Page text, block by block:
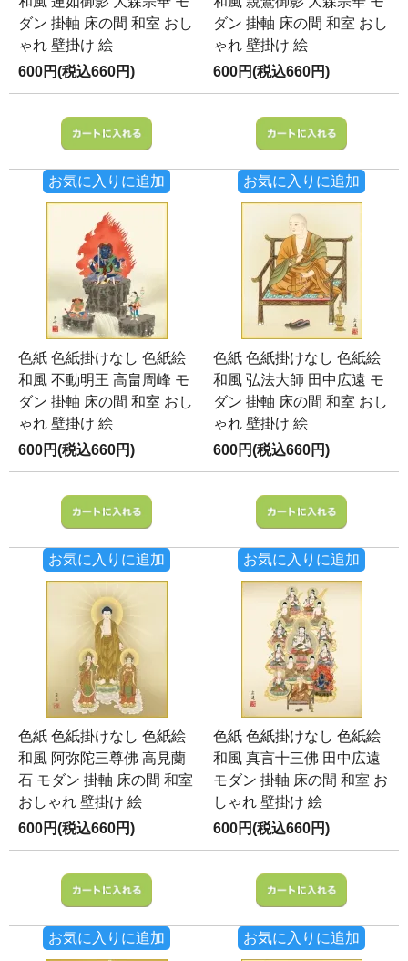
ダン 掛軸 床の間 和室 おし
ゃれ 壁掛け 絵
600円(税込660円)
お気に入りに追加
ダン 掛軸 床の間 和室 おし
ゃれ 壁掛け 絵
600円(税込660円)
お気に入りに追加
色紙 色紙掛けなし 色紙絵
和風 不動明王 高畠周峰 モ
ダン 掛軸 床の間 和室 おし
ゃれ 壁掛け 絵
600円(税込660円)
お気に入りに追加
色紙 色紙掛けなし 色紙絵
和風 弘法大師 田中広遠 モ
ダン 掛軸 床の間 和室 おし
ゃれ 壁掛け 絵
600円(税込660円)
お気に入りに追加
色紙 色紙掛けなし 色紙絵
和風 阿弥陀三尊佛 高見蘭
石 モダン 掛軸 床の間 和室
おしゃれ 壁掛け 絵
600円(税込660円)
お気に入りに追加
色紙 色紙掛けなし 色紙絵
和風 真言十三佛 田中広遠
モダン 掛軸 床の間 和室 お
しゃれ 壁掛け 絵
600円(税込660円)
お気に入りに追加